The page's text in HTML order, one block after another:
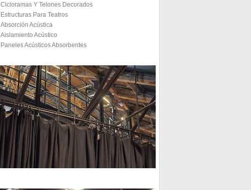
Cicloramas Y Telones Decorados
Estructuras Para Teatros
Absorción Acústica
Aislamiento Acústico
Paneles Acústicos Absorbentes